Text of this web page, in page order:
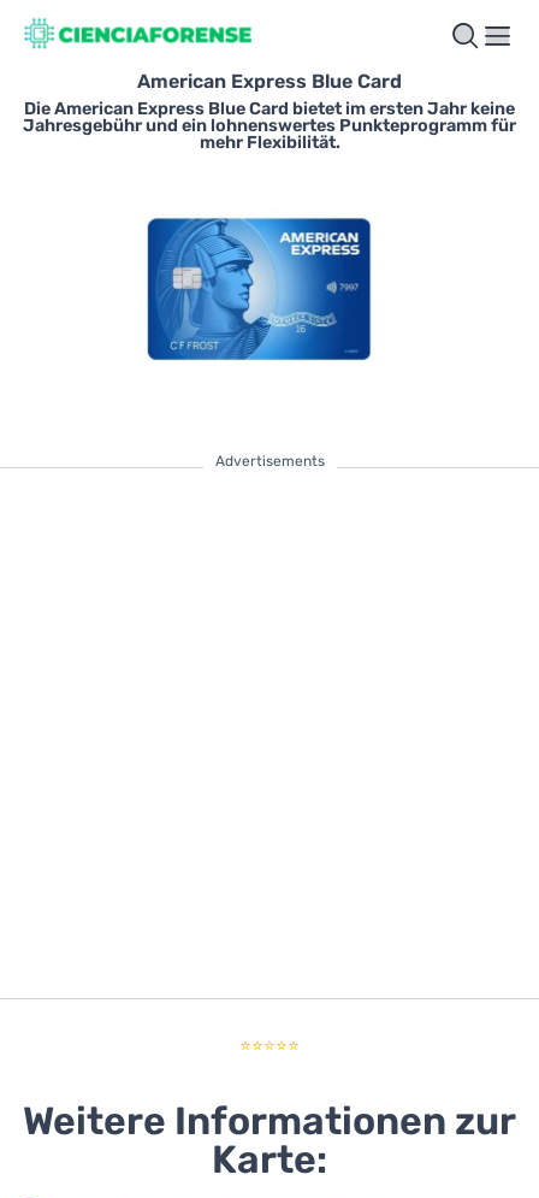
American Express Blue Card
Die American Express Blue Card bietet im ersten Jahr keine
Jahresgebühr und ein lohnenswertes Punkteprogramm für
mehr Flexibilität.
Advertisements
⭐⭐⭐⭐⭐
Weitere Informationen zur
Karte: